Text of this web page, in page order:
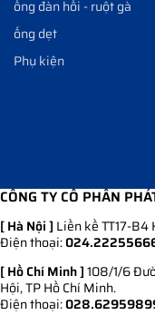
ống đàn hồi - ruột gà
ống dẹt
Phụ kiện
CÔNG TY CỔ PHẦN
[ Hà Nội ] Liền kề TT17-B4
Điện thoại:
[ Hồ Chí Minh ]108/1/6
Hội, TP Hồ Chí Minh.
Điện thoại: